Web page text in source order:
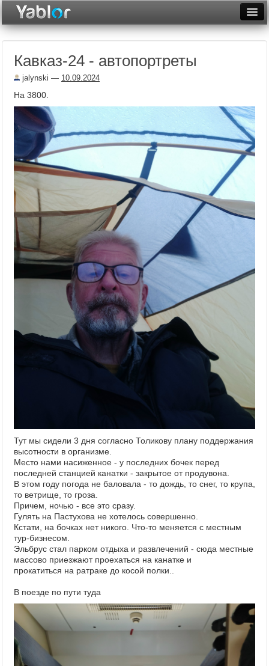
Неделя
Рейтинги
Архив
Фототоп
Видеотоп
Кавказ-24 - автопортреты
jalynski — 10.09.2024
На 3800.
Тут мы сидели 3 дня согласно Толикову плану поддержания
высотности в организме.
Место нами насиженное - у последних бочек перед
последней станцией канатки - закрытое от продувона.
В этом году погода не баловала - то дождь, то снег, то крупа,
то ветрище, то гроза.
Причем, ночью - все это сразу.
Гулять на Пастухова не хотелось совершенно.
Кстати, на бочках нет никого. Что-то меняется с местным
тур-бизнесом.
Эльбрус стал парком отдыха и развлечений - сюда местные
массово приезжают проехаться на канатке и
прокатиться на ратраке до косой полки..
В поезде по пути туда